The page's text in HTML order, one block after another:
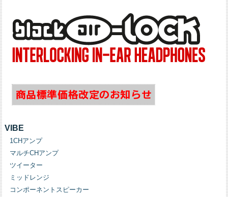
VIBE
1CHアンプ
マルチCHアンプ
ツイーター
ミッドレンジ
コンポーネントスピーカー